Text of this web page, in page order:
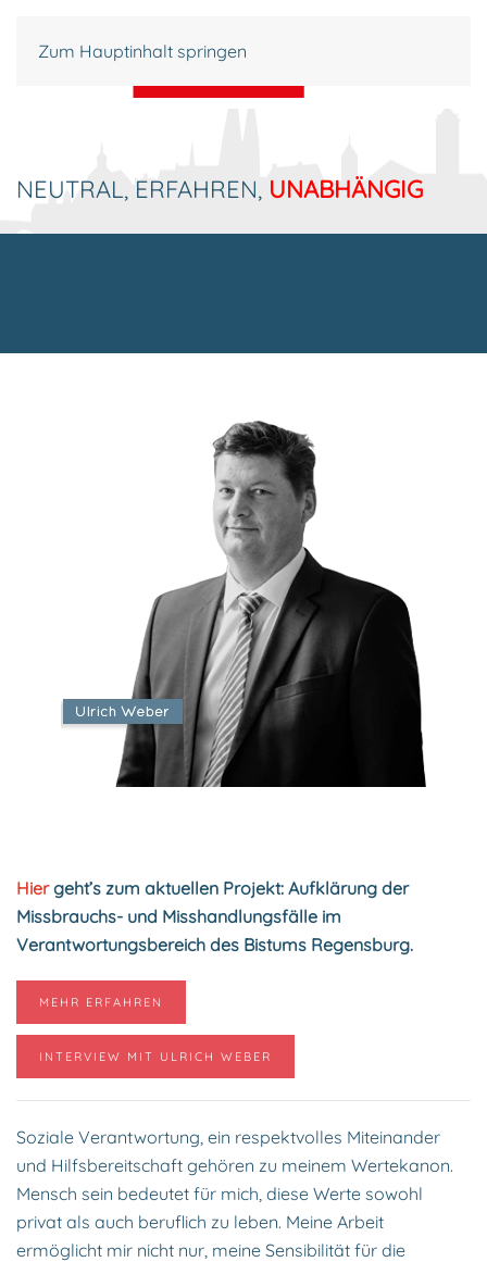
Zum Hauptinhalt springen
NEUTRAL, ERFAHREN, UNABHÄNGIG
Hier geht’s zum aktuellen Projekt: Aufklärung der
Missbrauchs- und Misshandlungsfälle im
Verantwortungsbereich des Bistums Regensburg.
MEHR ERFAHREN
INTERVIEW MIT ULRICH WEBER
Soziale Verantwortung, ein respektvolles Miteinander
und Hilfsbereitschaft gehören zu meinem Wertekanon.
Mensch sein bedeutet für mich, diese Werte sowohl
privat als auch beruflich zu leben. Meine Arbeit
ermöglicht mir nicht nur, meine Sensibilität für die